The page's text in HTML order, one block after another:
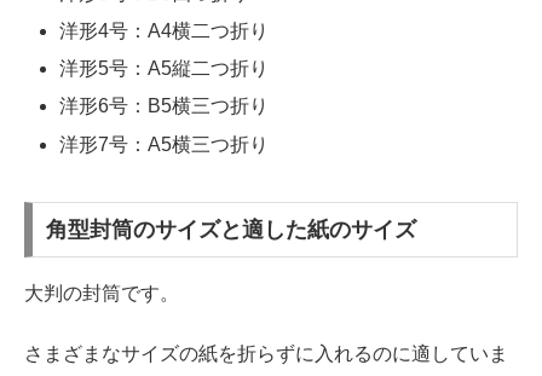
洋形4号：A4横二つ折り
洋形5号：A5縦二つ折り
洋形6号：B5横三つ折り
洋形7号：A5横三つ折り
角型封筒のサイズと適した紙のサイズ
大判の封筒です。
さまざまなサイズの紙を折らずに入れるのに適していま